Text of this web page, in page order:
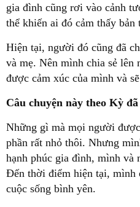
gia đình cũng rơi vào cảnh
thể khiến ai đó cảm thấy bản
Hiện tại, người đó cũng đã
và mẹ. Nên mình chia sẻ lên
được cảm xúc của mình và
Câu chuyện này theo Kỳ
Những gì mà mọi người
phần rất nhỏ thôi. Nhưng
hạnh phúc gia đình, mình và
Đến thời điểm hiện tại, mình
cuộc sống bình yên.